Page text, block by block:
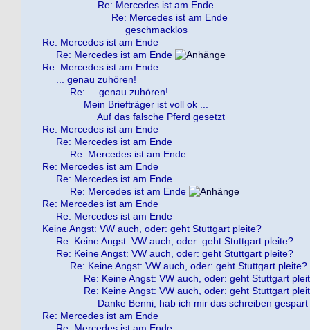
Re: Mercedes ist am Ende
Re: Mercedes ist am Ende
geschmacklos
Re: Mercedes ist am Ende
Re: Mercedes ist am Ende
Re: Mercedes ist am Ende
... genau zuhören!
Re: ... genau zuhören!
Mein Briefträger ist voll ok ...
Auf das falsche Pferd gesetzt
Re: Mercedes ist am Ende
Re: Mercedes ist am Ende
Re: Mercedes ist am Ende
Re: Mercedes ist am Ende
Re: Mercedes ist am Ende
Re: Mercedes ist am Ende
Re: Mercedes ist am Ende
Re: Mercedes ist am Ende
Keine Angst: VW auch, oder: geht Stuttgart pleite?
Re: Keine Angst: VW auch, oder: geht Stuttgart pleite?
Re: Keine Angst: VW auch, oder: geht Stuttgart pleite?
Re: Keine Angst: VW auch, oder: geht Stuttgart pleite?
Re: Keine Angst: VW auch, oder: geht Stuttgart
Re: Keine Angst: VW auch, oder: geht Stuttgart
Danke Benni, hab ich mir das schreiben gespart
Re: Mercedes ist am Ende